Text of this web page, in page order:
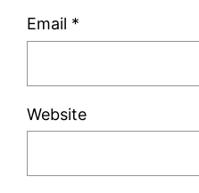
Email *
Website